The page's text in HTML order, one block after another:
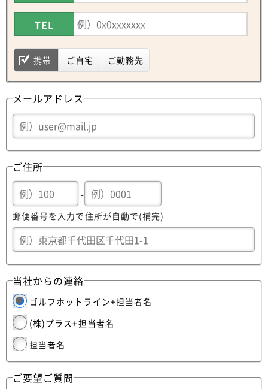
TEL
携帯 ご自宅 ご勤務先
メールアドレス
ご住所
-
郵便番号を入力で住所が自動で(補完)
当社からの連絡
ゴルフホットライン+担当者名
(株)プラス+担当者名
担当者名
ご要望ご質問